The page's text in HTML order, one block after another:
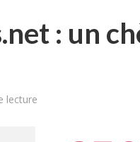
: un
lecture